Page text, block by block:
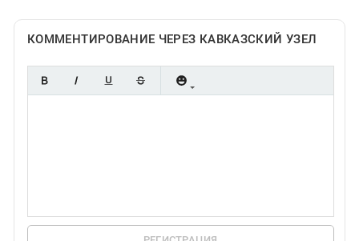
КОММЕНТИРОВАНИЕ ЧЕРЕЗ КАВКАЗСКИЙ УЗЕЛ